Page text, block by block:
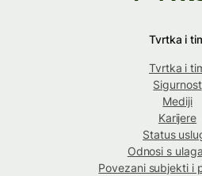
Tvrtka i
Tvrtka i
Sigurnost
Mediji
Karijere
Status
Odnosi s
Povezani subjekti i